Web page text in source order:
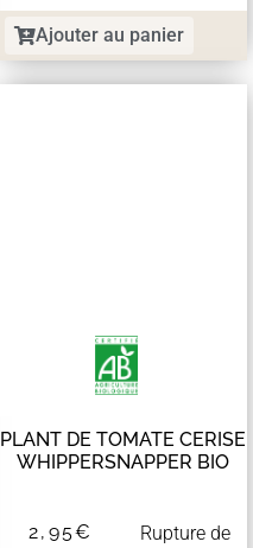
Ajouter au panier
PLANT DE TOMATE CERISE
WHIPPERSNAPPER BIO
2,95€
Rupture de